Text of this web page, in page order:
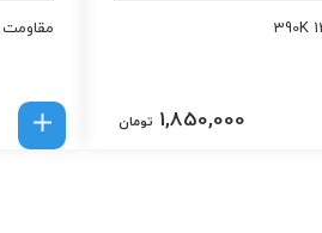
1,850,000 تومان
مقاومت 680K 1206 SMD